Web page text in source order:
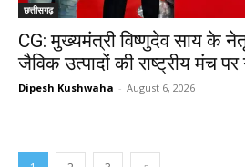
छत्तीसगढ़
CG: मुख्यमंत्री विष्णुदेव साय के
जैविक उत्पादों की राष्ट्रीय मंच
Dipesh Kushwaha - August 6, 2026